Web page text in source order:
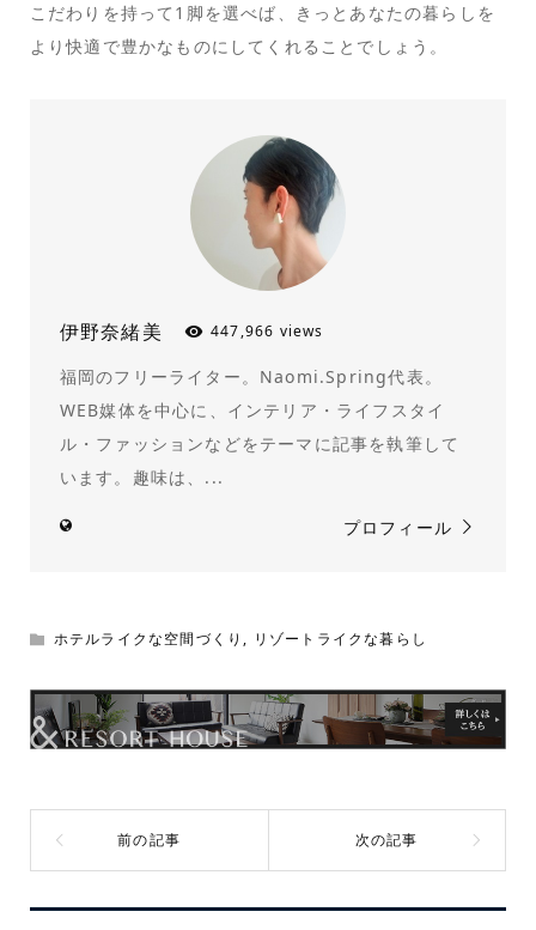
こだわりを持って1脚を選べば、きっとあなたの暮らしを
より快適で豊かなものにしてくれることでしょう。
伊野奈緒美 447,966 views
福岡のフリーライター。Naomi.Spring代表。
WEB媒体を中心に、インテリア・ライフスタイ
ル・ファッションなどをテーマに記事を執筆して
います。趣味は、...
プロフィール
ホテルライクな空間づくり, リゾートライクな暮らし